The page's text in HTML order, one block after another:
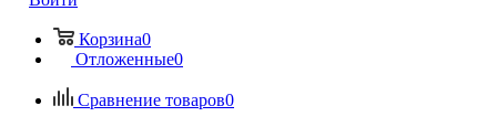
Корзина0
Отложенные0
Сравнение товаров0